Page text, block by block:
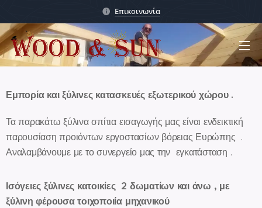
Επικοινωνία
Εμπορία και ξύλινες κατασκευές εξωτερικού χώρου .
Τα παρακάτω ξύλινα σπίτια εισαγωγής μας είναι ενδεικτική
παρουσίαση προιόντων εργοστασίων βόρειας Ευρώπης .
Αναλαμβάνουμε με το συνεργείο μας την εγκατάσταση .
Ισόγειες ξύλινες κατοικίες 2 δωματίων και άνω , με
ξύλινη φέρουσα τοιχοποιία μηχανικού